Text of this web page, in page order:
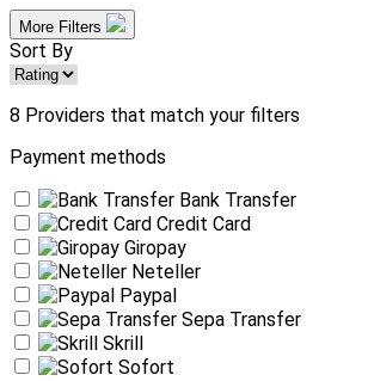
More Filters
Sort By
8 Providers that match your filters
Payment methods
Bank Transfer
Credit Card
Giropay
Neteller
Paypal
Sepa Transfer
Skrill
Sofort